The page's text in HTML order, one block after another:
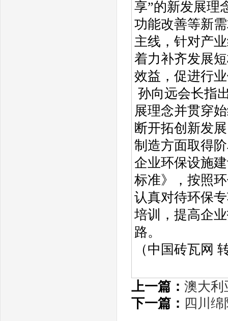
享”的新发展理
功能改善等新
主线，针对产
着力补齐发展
效益，促进行
孙向远会长指
展理念并贯穿
断开拓创新发
制造方面取得
企业环保设施
标准》，按照
认真对待环保
培训，提高企
路。
（中国砖瓦网
上一篇： 澳大利
下一篇： 四川